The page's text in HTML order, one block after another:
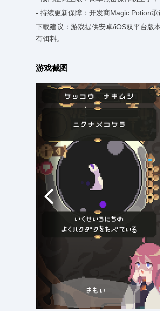
- 持续更新保障：开发商Magic Potion
下载建议：游戏提供安卓/iOS双平台版
有饵料。
游戏截图